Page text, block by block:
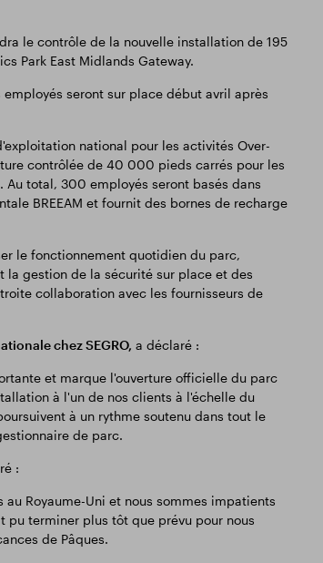
le contrôle de la nouvelle installation de 195
Park East Midlands Gateway.
seront sur place début avril après
national pour les activités Over-
contrôlée de 40 000 pieds carrés pour les
total, 300 employés seront basés dans
BREEAM et fournit des bornes de recharge
le fonctionnement quotidien du parc,
gestion de la sécurité sur place et des
collaboration avec les fournisseurs de
chez SEGRO, a déclaré :
et marque l'ouverture officielle du parc
à l'un de nos clients à l'échelle du
à un rythme soutenu dans tout le
de parc.
:
Royaume-Uni et nous sommes impatients
pu terminer plus tôt que prévu pour nous
de Pâques.